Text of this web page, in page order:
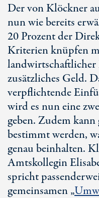
Der von Klöckner
nun wie bereits
20 Prozent der
Kriterien knüpfen
landwirtschaftlicher
zusätzliches Geld.
verpflichtende
wird es nun eine
geben. Zudem
bestimmt werden,
genau beinhalten.
Amtskollegin
spricht
gemeinsamen „